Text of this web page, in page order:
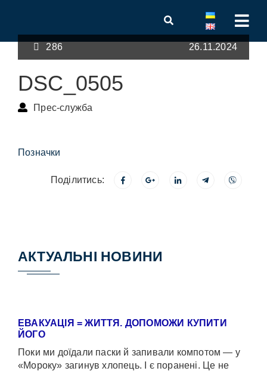
286 26.11.2024
DSC_0505
Прес-служба
Позначки
Поділитись:
АКТУАЛЬНІ НОВИНИ
ЕВАКУАЦІЯ = ЖИТТЯ. ДОПОМОЖИ КУПИТИ
ЙОГО
Поки ми доїдали паски й запивали компотом — у
«Мороку» загинув хлопець. І є поранені. Це не